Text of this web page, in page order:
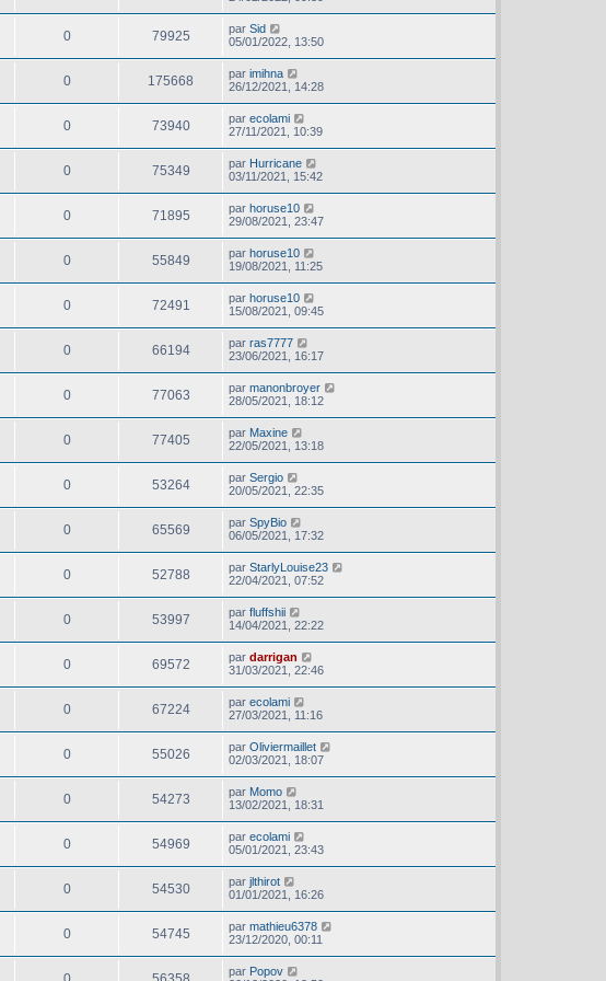
0 79925 par Sid
05/01/2022, 13:50
0 175668 par imihna
26/12/2021, 14:28
0 73940 par ecolami
27/11/2021, 10:39
0 75349 par Hurricane
03/11/2021, 15:42
0 71895 par horuse10
29/08/2021, 23:47
0 55849 par horuse10
19/08/2021, 11:25
0 72491 par horuse10
15/08/2021, 09:45
0 66194 par ras7777
23/06/2021, 16:17
0 77063 par manonbroyer
28/05/2021, 18:12
0 77405 par Maxine
22/05/2021, 13:18
0 53264 par Sergio
20/05/2021, 22:35
0 65569 par SpyBio
06/05/2021, 17:32
0 52788 par StarlyLouise23
22/04/2021, 07:52
0 53997 par fluffshii
14/04/2021, 22:22
0 69572 par darrigan
31/03/2021, 22:46
0 67224 par ecolami
27/03/2021, 11:16
0 55026 par Oliviermaillet
02/03/2021, 18:07
0 54273 par Momo
13/02/2021, 18:31
0 54969 par ecolami
05/01/2021, 23:43
0 54530 par jlthirot
01/01/2021, 16:26
0 54745 par mathieu6378
23/12/2020, 00:11
par Popov